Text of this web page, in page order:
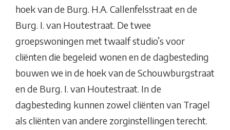
hoek van de Burg. H.A. Callenfelsstraat en de
Burg. I. van Houtestraat. De twee
groepswoningen met twaalf studio’s voor
cliënten die begeleid wonen en de dagbesteding
bouwen we in de hoek van de Schouwburgstraat
en de Burg. I. van Houtestraat. In de
dagbesteding kunnen zowel cliënten van Tragel
als cliënten van andere zorginstellingen terecht.